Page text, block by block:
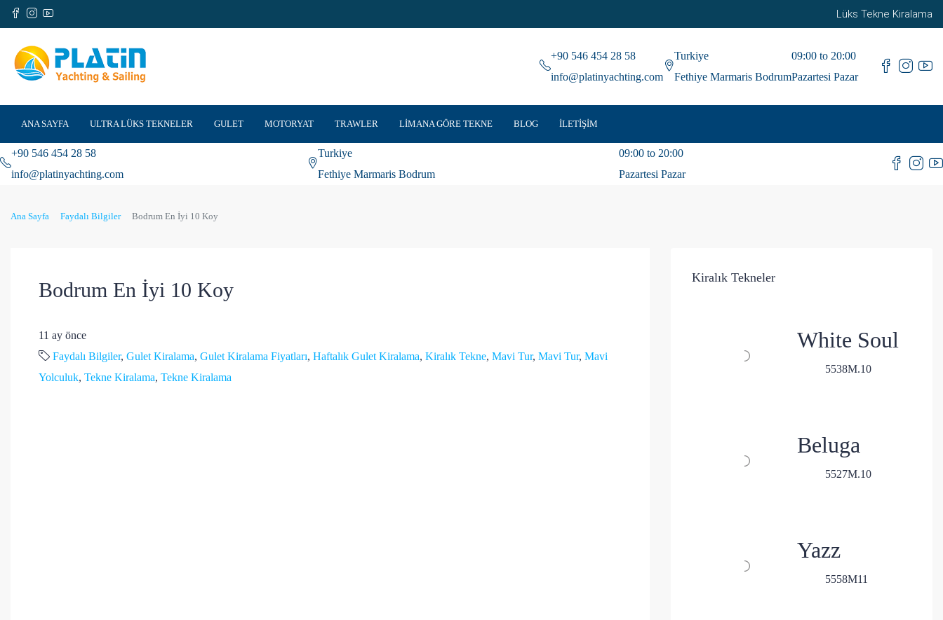
Lüks Tekne Kiralama
+90 546 454 28 58
info@platinyachting.com
Turkiye
Fethiye Marmaris Bodrum
09:00 to 20:00
Pazartesi Pazar
ANA SAYFA ULTRA LÜKS TEKNELER GULET MOTORYAT TRAWLER LIMANA GÖRE TEKNE BLOG İLETIŞIM
+90 546 454 28 58
info@platinyachting.com
Turkiye
Fethiye Marmaris Bodrum
09:00 to 20:00
Pazartesi Pazar
Ana Sayfa Faydalı Bilgiler Bodrum En İyi 10 Koy
Bodrum En İyi 10 Koy
11 ay önce
Faydalı Bilgiler, Gulet Kiralama, Gulet Kiralama Fiyatları, Haftalık Gulet Kiralama, Kiralık Tekne, Mavi Tur, Mavi Tur, Mavi
Yolculuk, Tekne Kiralama, Tekne Kiralama
Kiralık Tekneler
White Soul
5538M.10
Beluga
5527M.10
Yazz
5558M11